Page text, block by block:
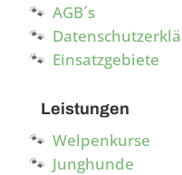
AGB´s
Einsatzgebiete
Leistungen
Welpenkurse
Junghunde